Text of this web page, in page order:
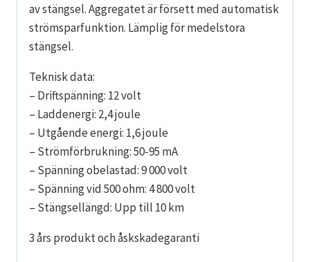
av stängsel. Aggregatet är försett med automatisk
strömsparfunktion. Lämplig för medelstora
stängsel.
Teknisk data:
– Driftspänning: 12 volt
– Laddenergi: 2,4 joule
– Utgående energi: 1,6 joule
– Strömförbrukning: 50-95 mA
– Spänning obelastad: 9 000 volt
– Spänning vid 500 ohm: 4 800 volt
– Stängsellängd: Upp till 10 km
3 års produkt och åskskadegaranti